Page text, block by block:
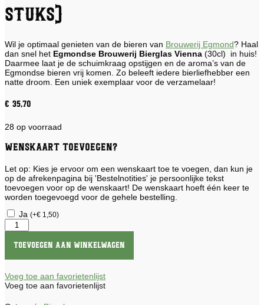
stuks)
Wil je optimaal genieten van de bieren van Brouwerij Egmond? Haal
dan snel het Egmondse Brouwerij Bierglas Vienna (30cl) in huis!
Daarmee laat je de schuimkraag opstijgen en de aroma’s van de
Egmondse bieren vrij komen. Zo beleeft iedere bierliefhebber een
natte droom. Een uniek exemplaar voor de verzamelaar!
€ 35,70
28 op voorraad
Wenskaart toevoegen?
Let op: Kies je ervoor om een wenskaart toe te voegen, dan kun je
op de afrekenpagina bij 'Bestelnotities' je persoonlijke tekst
toevoegen voor op de wenskaart! De wenskaart hoeft één keer te
worden toegevoegd voor de gehele bestelling.
Ja (+€ 1,50)
Brouwerij
Egmond
Vienna
stuks)
Toevoegen aan winkelwagen
Voeg toe aan favorietenlijst
Voeg toe aan favorietenlijst